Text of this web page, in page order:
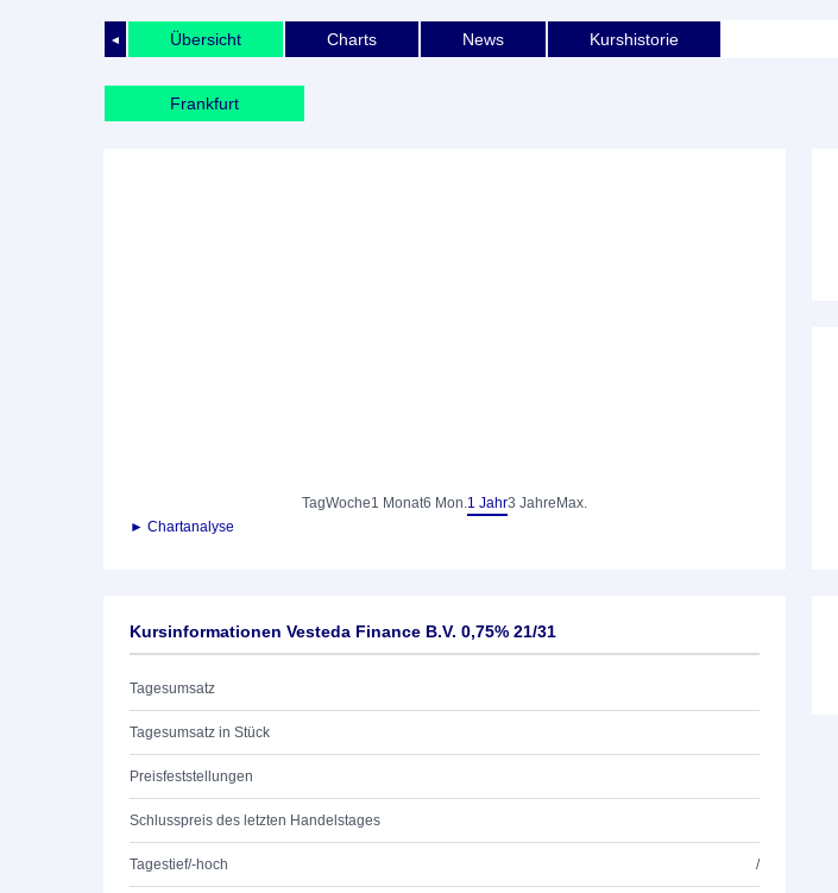
◄ Übersicht Charts News Kurshistorie
Frankfurt
TagWoche1 Monat6 Mon.1 Jahr3 Jahre Max.
► Chartanalyse
Kursinformationen Vesteda Finance B.V. 0,75% 21/31
Tagesumsatz
Tagesumsatz in Stück
Preisfeststellungen
Schlusspreis des letzten Handelstages
Tagestief/-hoch /